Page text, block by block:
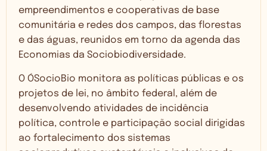
empreendimentos e cooperativas de base
comunitária e redes dos campos, das florestas
e das águas, reunidos em torno da agenda das
Economias da Sociobiodiversidade.
O ÓSocioBio monitora as políticas públicas e os
projetos de lei, no âmbito federal, além de
desenvolvendo atividades de incidência
política, controle e participação social dirigidas
ao fortalecimento dos sistemas